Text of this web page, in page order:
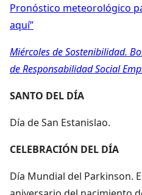
Pronóstico meteorológico
aquí”
Miércoles de Sostenibilidad.
de Responsabilidad Social
SANTO DEL DÍA
Día de San Estanislao.
CELEBRACIÓN DEL DÍA
Día Mundial del Parkinson.